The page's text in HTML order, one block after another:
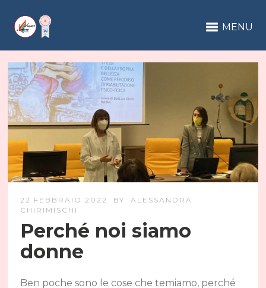
MENU
22 FEBBRAIO 2022 BY
ALESSANDRA
CHIRIMISCHI
Perché noi siamo
donne
Ben poche sono le cose che temiamo, perché